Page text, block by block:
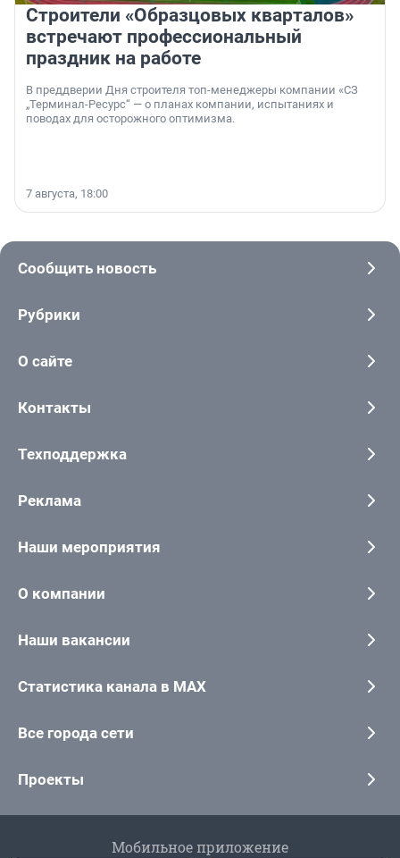
Строители «Образцовых кварталов»
встречают профессиональный
праздник на работе
В преддверии Дня строителя топ-менеджеры компании «СЗ
„Терминал-Ресурс“ — о планах компании, испытаниях и
поводах для осторожного оптимизма.
7 августа, 18:00
Сообщить новость
Рубрики
О сайте
Контакты
Техподдержка
Реклама
Наши мероприятия
О компании
Наши вакансии
Статистика канала в MAX
Все города сети
Проекты
Мобильное приложение